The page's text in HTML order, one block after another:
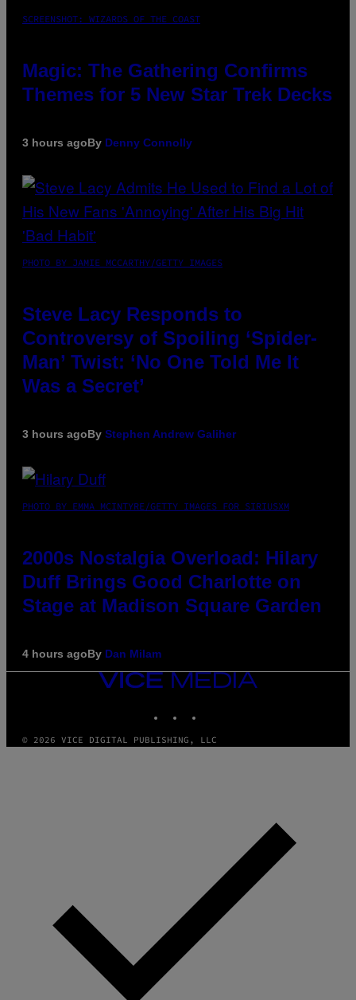
SCREENSHOT: WIZARDS OF THE COAST
Magic: The Gathering Confirms
Themes for 5 New Star Trek Decks
3 hours agoBy Denny Connolly
PHOTO BY JAMIE MCCARTHY/GETTY IMAGES
Steve Lacy Responds to
Controversy of Spoiling ‘Spider-
Man’ Twist: ‘No One Told Me It
Was a Secret’
3 hours agoBy Stephen Andrew Galiher
PHOTO BY EMMA MCINTYRE/GETTY IMAGES FOR SIRIUSXM
2000s Nostalgia Overload: Hilary
Duff Brings Good Charlotte on
Stage at Madison Square Garden
4 hours agoBy Dan Milam
VICE
MEDIA
© 2026 VICE DIGITAL PUBLISHING, LLC